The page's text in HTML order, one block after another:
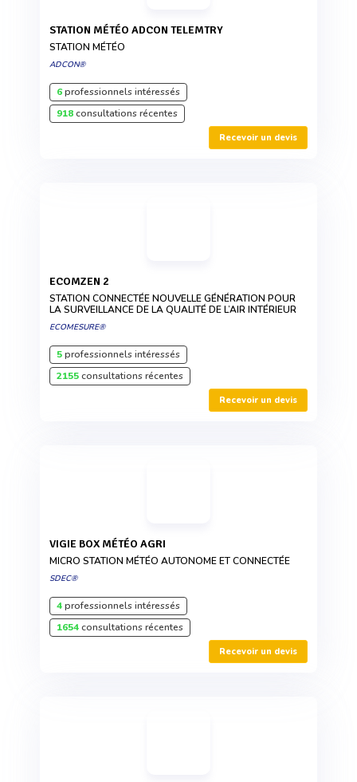
STATION MÉTÉO ADCON TELEMTRY
STATION MÉTÉO
ADCON®
6professionnels intéressés
918consultations récentes
Recevoir un devis
ECOMZEN 2
STATION CONNECTÉE NOUVELLE GÉNÉRATION POUR
LA SURVEILLANCE DE LA QUALITÉ DE L’AIR INTÉRIEUR
ECOMESURE®
5professionnels intéressés
2155consultations récentes
Recevoir un devis
VIGIE BOX MÉTÉO AGRI
MICRO STATION MÉTÉO AUTONOME ET CONNECTÉE
SDEC®
4professionnels intéressés
1654consultations récentes
Recevoir un devis